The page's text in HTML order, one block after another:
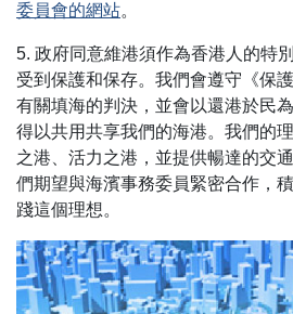
委員會的網站。
5. 政府同意維港須作為香港人的特
受到保護和保存。我們會遵守《保
有關填海的判決，並會以還港於民
得以共用共享我們的海港。我們的
之港、活力之港，並提供暢達的交
們期望與海濱事務委員緊密合作，
踐這個理想。